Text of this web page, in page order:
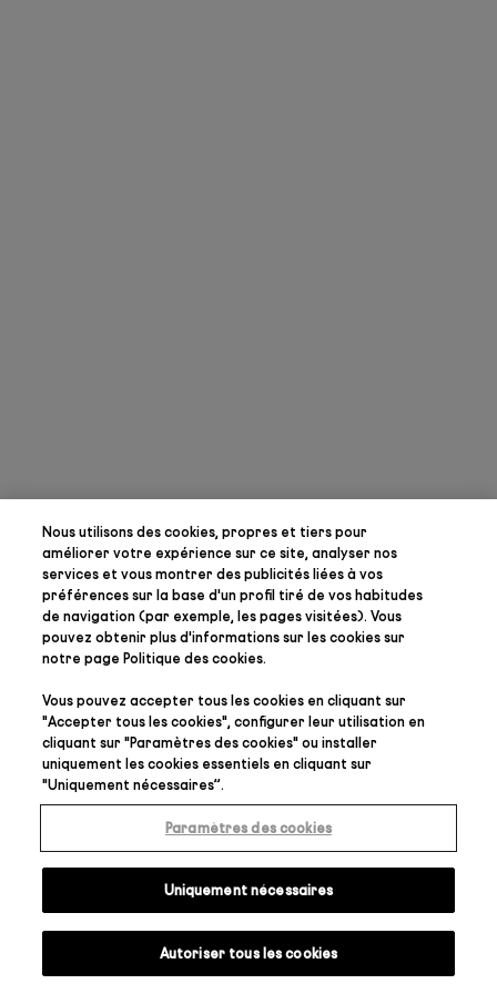
Nous utilisons des cookies, propres et tiers pour
améliorer votre expérience sur ce site, analyser nos
services et vous montrer des publicités liées à vos
préférencessur la base d'un profil tiré de vos habitudes
de navigation (par exemple, les pages visitées). Vous
pouvez obtenir plus d'informations sur les cookies sur
notre pagePolitique des cookies.
Vous pouvez accepter tous les cookies en cliquant sur
"Accepter tous les cookies", configurer leur utilisation en
cliquant sur "Paramètres des cookies" ou installer
uniquement les cookies essentiels en cliquant sur
"Uniquement nécessaires”.
Paramètres des cookies
Uniquement nécessaires
Autoriser tous les cookies